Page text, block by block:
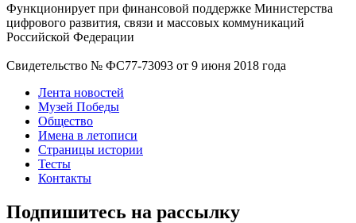
Функционирует при финансовой поддержке Министерства
цифрового развития, связи и массовых коммуникаций
Российской Федерации
Свидетельство № ФС77-73093 от 9 июня 2018 года
Лента новостей
Музей Победы
Общество
Имена в летописи
Страницы истории
Тесты
Контакты
Подпишитесь на рассылку